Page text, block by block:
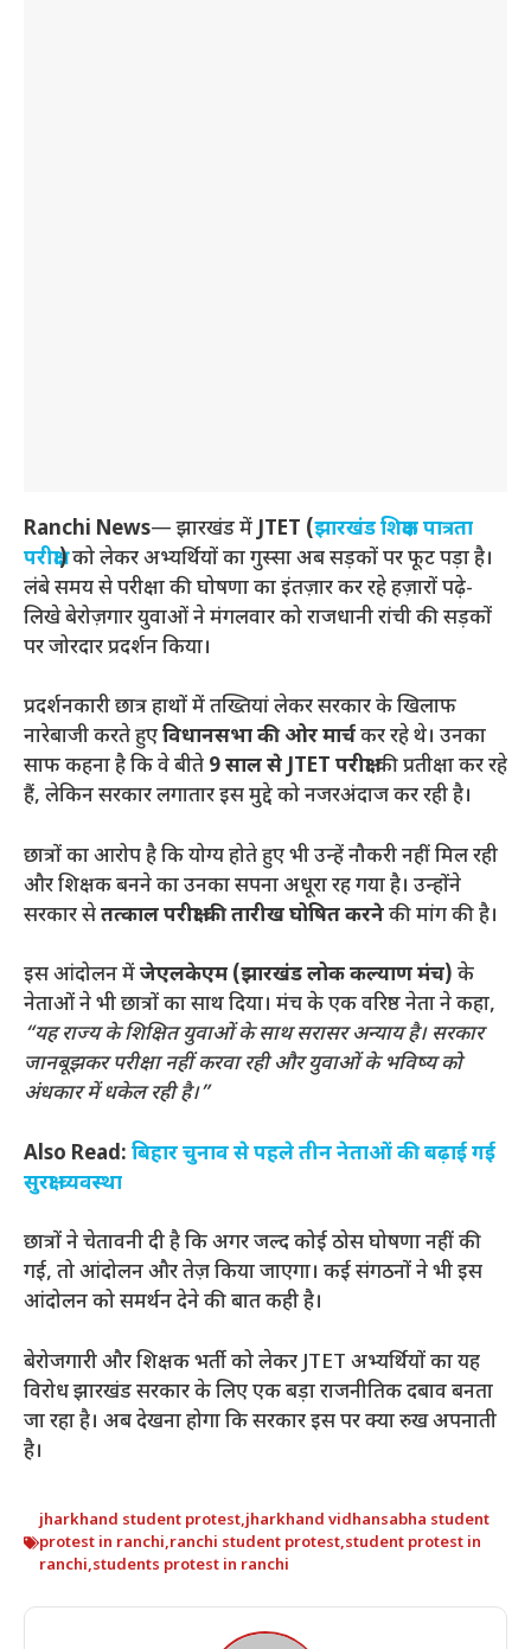
Ranchi News— झारखंड मेंJTET (झारखंड शिक्षक पात्रता
परीक्षा)को लेकर अभ्यर्थियों का गुस्सा अब सड़कों पर फूट पड़ा है।
लंबे समय से परीक्षा की घोषणा का इंतज़ार कर रहे हज़ारों पढ़े-
लिखे बेरोज़गार युवाओं ने मंगलवार को राजधानी रांची की सड़कों
पर जोरदार प्रदर्शन किया।
प्रदर्शनकारी छात्र हाथों में तख्तियां लेकर सरकार के खिलाफ
नारेबाजी करते हुएविधानसभा की ओर मार्चकर रहे थे। उनका
साफ कहना है कि वे बीते 9 साल से JTET परीक्षाकी प्रतीक्षा कर रहे
हैं, लेकिन सरकार लगातार इस मुद्दे को नजरअंदाज कर रही है।
छात्रों का आरोप है कि योग्य होते हुए भी उन्हें नौकरी नहीं मिल रही
और शिक्षक बनने का उनका सपना अधूरा रह गया है। उन्होंने
सरकार सेतत्काल परीक्षा की तारीख घोषित करनेकी मांग की है।
इस आंदोलन मेंजेएलकेएम (झारखंड लोक कल्याण मंच) के
नेताओं ने भी छात्रों का साथ दिया। मंच के एक वरिष्ठ नेता ने कहा,
“यह राज्य के शिक्षित युवाओं के साथ सरासर अन्याय है। सरकार
जानबूझकर परीक्षा नहीं करवा रही और युवाओं के भविष्य को
अंधकार में धकेल रही है।”
Also Read: बिहार चुनाव से पहले तीन नेताओं की बढ़ाई गई
सुरक्षा व्यवस्था
छात्रों ने चेतावनी दी है कि अगर जल्द कोई ठोस घोषणा नहीं की
गई, तो आंदोलन और तेज़ किया जाएगा। कई संगठनों ने भी इस
आंदोलन को समर्थन देने की बात कही है।
बेरोजगारी और शिक्षक भर्ती को लेकर JTET अभ्यर्थियों का यह
विरोध झारखंड सरकार के लिए एक बड़ा राजनीतिक दबाव बनता
जा रहा है। अब देखना होगा कि सरकार इस पर क्या रुख अपनाती
है।
jharkhand student protest,jharkhand vidhansabha student
protest in ranchi,ranchi student protest,student protest in
ranchi,students protest in ranchi